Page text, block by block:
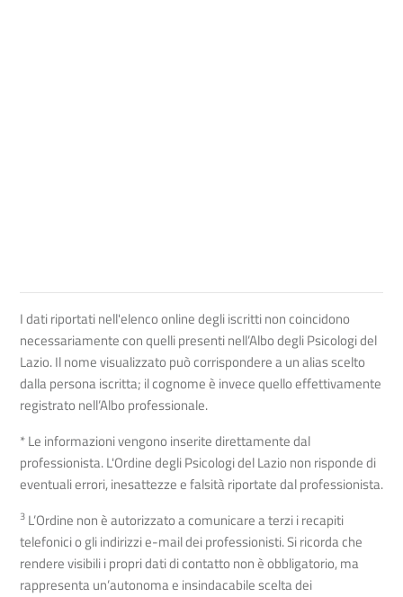
I dati riportati nell'elenco online degli iscritti non coincidono
necessariamente con quelli presenti nell’Albo degli Psicologi del
Lazio. Il nome visualizzato può corrispondere a un alias scelto
dalla persona iscritta; il cognome è invece quello effettivamente
registrato nell’Albo professionale.
* Le informazioni vengono inserite direttamente dal
professionista. L'Ordine degli Psicologi del Lazio non risponde di
eventuali errori, inesattezze e falsità riportate dal professionista.
3 L’Ordine non è autorizzato a comunicare a terzi i recapiti
telefonici o gli indirizzi e-mail dei professionisti. Si ricorda che
rendere visibili i propri dati di contatto non è obbligatorio, ma
rappresenta un’autonoma e insindacabile scelta dei